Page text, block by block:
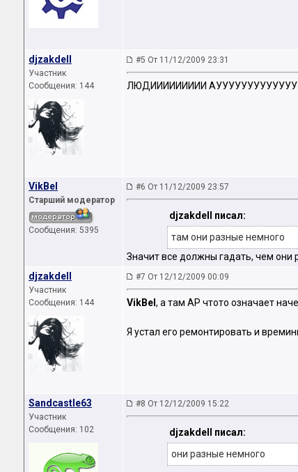
djzakdell
Участник
Сообщения: 144
#5 От 11/12/2009 23:31
ЛЮДИИИИИИИИИ
VikBel
Старший модератор
Сообщения: 5395
#6 От 11/12/2009 23:57
djzakdell писал:
там они разные немного
Значит все должны гадать, чем они
djzakdell
Участник
Сообщения: 144
#7 От 12/12/2009 00:09
VikBel , а там AP чтото означает
Я устал его ремонтировать и
Sandcastle63
Участник
Сообщения: 102
#8 От 12/12/2009 15:22
djzakdell писал:
они разные немного